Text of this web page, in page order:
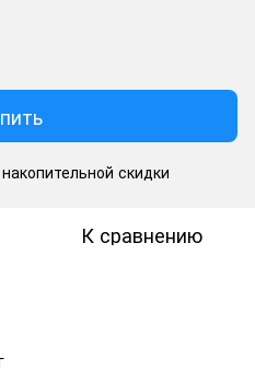
скидки
К сравнению